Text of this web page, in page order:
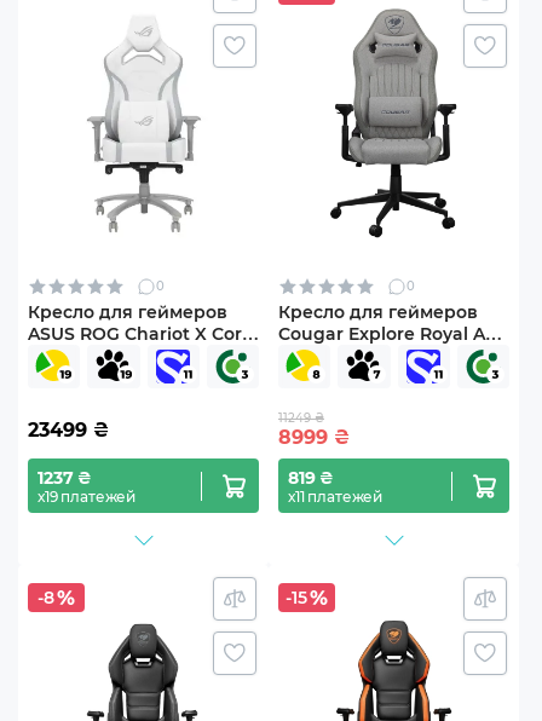
0
Кресло для геймеров
ASUS ROG Chariot X Core
(Wide) White (90GC01N0-
MSG060)
23499 ₴
1237 ₴
х19 платежей
0
Кресло для геймеров
Cougar Explore Royal Ash
F
11249 ₴
8999 ₴
819 ₴
х11 платежей
-8 -15